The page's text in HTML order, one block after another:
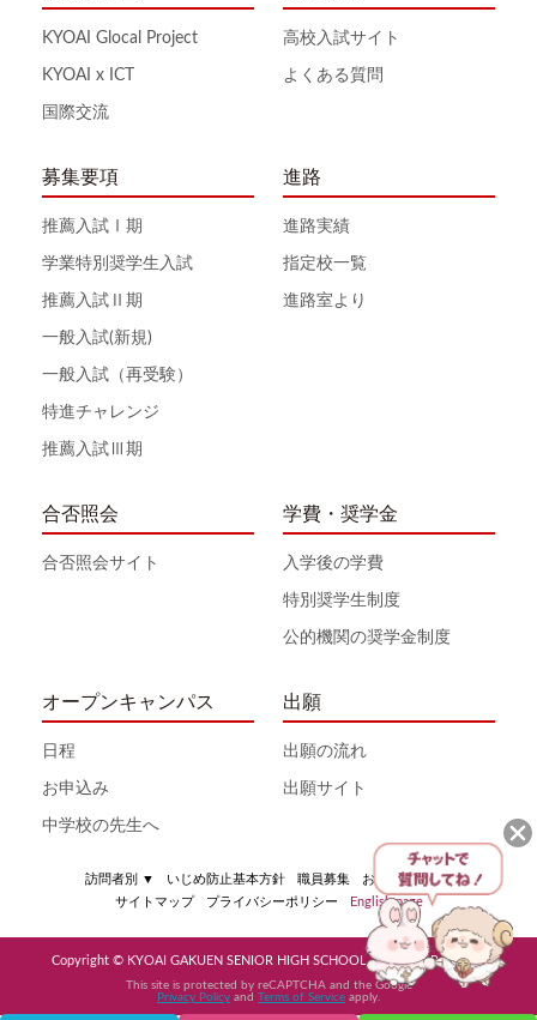
KYOAI Glocal Project
KYOAI x ICT
国際交流
高校入試サイト
よくある質問
募集要項
推薦入試Ⅰ期
学業特別奨学生入試
推薦入試Ⅱ期
一般入試(新規)
一般入試（再受験）
特進チャレンジ
推薦入試Ⅲ期
進路
進路実績
指定校一覧
進路室より
合否照会
合否照会サイト
学費・奨学金
入学後の学費
特別奨学生制度
公的機関の奨学金制度
オープンキャンパス
日程
お申込み
中学校の先生へ
出願
出願の流れ
出願サイト
訪問者別 ▼ いじめ防止基本方針 職員募集
お問い合わせ
サイトマップ
プライバシーポリシー English page
Copyright © KYOAI GAKUEN SENIOR HIGH SCHOOL All Rights Reserved
This site is protected by reCAPTCHA and the Google
Privacy Policy and Terms of Service apply.